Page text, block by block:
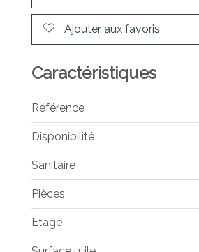
Ajouter aux favoris
Caractéristiques
Référence
Disponibilité
Sanitaire
Pièces
Étage